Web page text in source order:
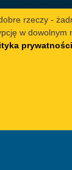
rzeczy -
w dowolnym
prywatności